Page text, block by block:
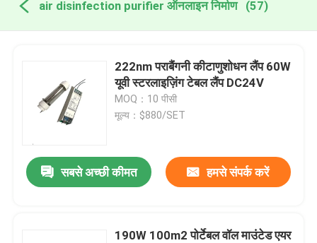
air disinfection purifier ऑनलाइन निर्माण (57)
222nm पराबैंगनी कीटाणुशोधन लैंप 60W
यूवी स्टरलाइज़िंग टेबल लैंप DC24V
MOQ：10 पीसी
मूल्य：$880/SET
सबसे अच्छी कीमत हमसे संपर्क करें
190W 100m2 पोर्टेबल वॉल माउंटेड एयर